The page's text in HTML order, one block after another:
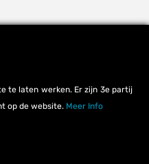
te laten werken. Er zijn 3e partij
op de website. Meer Info